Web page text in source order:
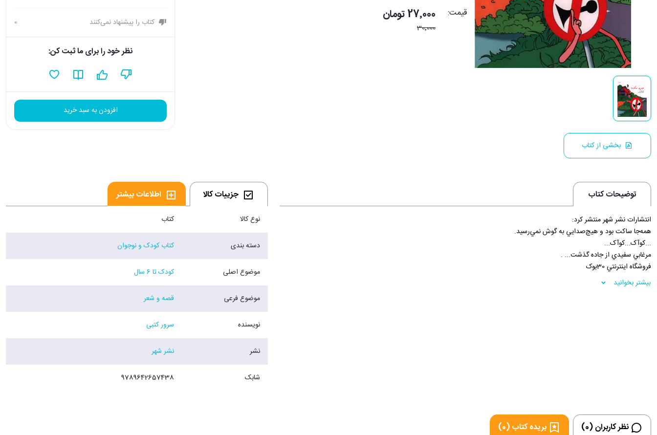
بخشی از کتاب
قیمت: 27٬000 تومان
30٬000
کتاب را پیشنهاد نمی‌کنند 0
نظر خود را برای ما ثبت کن:
افزودن به سبد خرید
توضیحات کتاب
انتشارات نشر شهر منتشر کرد:
همه‌جا ساکت بود و هيچ‌صدايي به گوش نمي‌رسيد.
...کوآک...کوآک...
مرغابي سفيدي از جاده گذشت... .
فروشگاه اينترنتي 30بوک
بیشتر بخوانید
جزییات کالا اطلاعات بیشتر
نوع کالا کتاب
دسته بندی کتاب کودک و نوجوان
موضوع اصلی کودک تا 6 سال
موضوع فرعی قصه و شعر
نویسنده سرور کتبی
نشر نشر شهر
شابک 9789642657438
نظر کاربران (0) بریده کتاب (0)